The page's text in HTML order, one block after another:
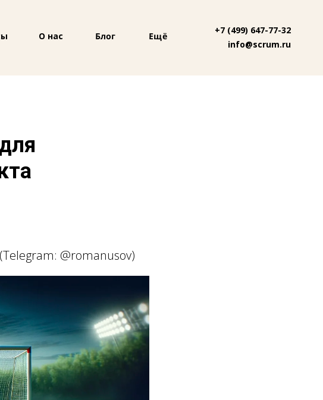
Блог
+7 (499) 647-77-32
info@scrum.ru
Ещё
О нас
@romanusov)